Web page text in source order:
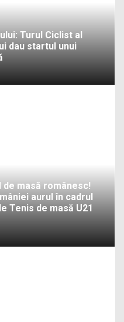
Turul Ciclist al
dau startul unui
masă românesc!
aurul în cadrul
Tenis de masă U21